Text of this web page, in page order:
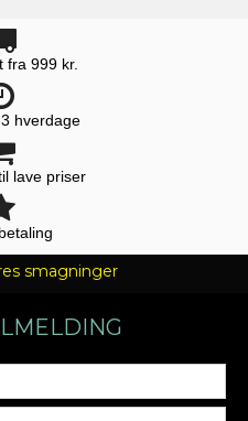
fra 999 kr.
hverdage
lave priser
smagninger